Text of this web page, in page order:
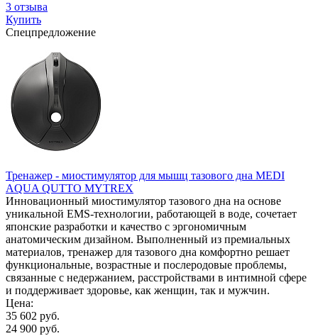
3 отзыва
Купить
Спецпредложение
Тренажер - миостимулятор для мышц тазового дна MEDI
AQUA QUTTO MYTREX
Инновационный миостимулятор тазового дна на основе
уникальной EMS-технологии, работающей в воде, сочетает
японские разработки и качество с эргономичным
анатомическим дизайном. Выполненный из премиальных
материалов, тренажер для тазового дна комфортно решает
функциональные, возрастные и послеродовые проблемы,
связанные с недержанием, расстройствами в интимной сфере
и поддерживает здоровье, как женщин, так и мужчин.
Цена:
35 602 руб.
24 900 руб.